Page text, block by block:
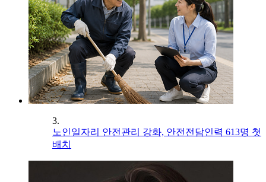
3.
노인일자리 안전관리 강화, 안전전담인력 613명 첫
배치